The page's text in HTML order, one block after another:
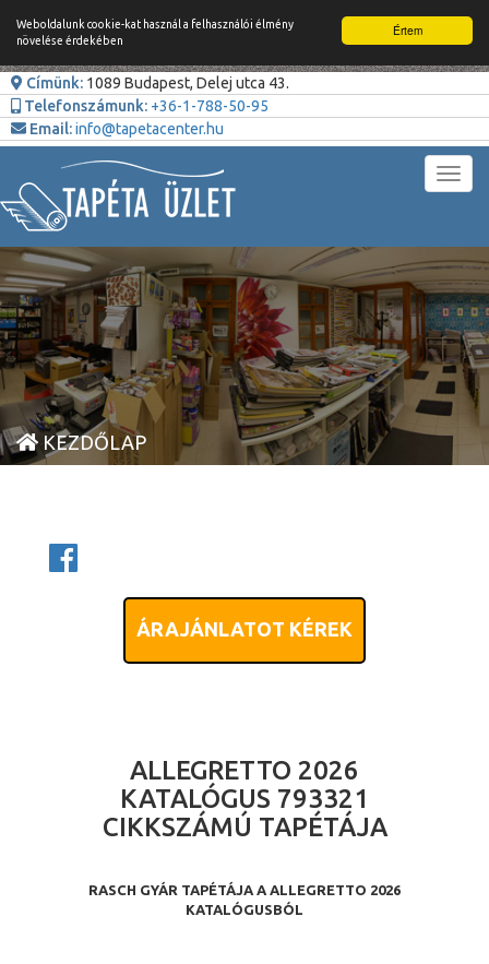
Értem
Weboldalunk cookie-kat használ a felhasználói élmény
növelése érdekében
Címünk: 1089 Budapest, Delej utca 43.
Telefonszámunk: +36-1-788-50-95
Email:info@tapetacenter.hu
KEZDŐLAP
ÁRAJÁNLATOT KÉREK
ALLEGRETTO 2026
KATALÓGUS 793321
CIKKSZÁMÚ TAPÉTÁJA
RASCH GYÁR TAPÉTÁJA A ALLEGRETTO 2026
KATALÓGUSBÓL